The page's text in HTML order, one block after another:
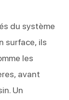
du système
surface, ils
les
avant
Un